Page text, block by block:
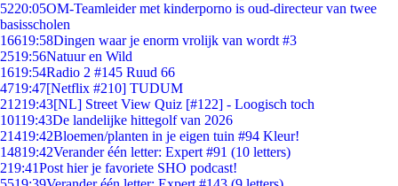
5220:05OM-Teamleider met kinderporno is oud-directeur van twee
basisscholen
16619:58Dingen waar je enorm vrolijk van wordt #3
2519:56Natuur en Wild
1619:54Radio 2 #145 Ruud 66
4719:47[Netflix #210] TUDUM
21219:43[NL] Street View Quiz [#122] - Loogisch toch
10119:43De landelijke hittegolf van 2026
21419:42Bloemen/planten in je eigen tuin #94 Kleur!
14819:42Verander één letter: Expert #91 (10 letters)
219:41Post hier je favoriete SHO podcast!